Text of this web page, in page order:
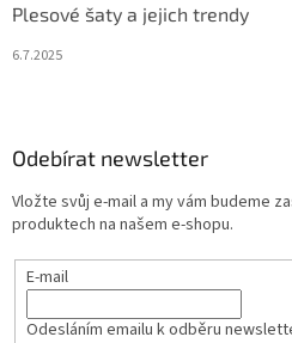
Plesové šaty a jejich trendy
6.7.2025
Odebírat newsletter
Vložte svůj e-mail a my vám budeme
produktech na našem e-shopu.
E-mail
Odesláním emailu k odběru